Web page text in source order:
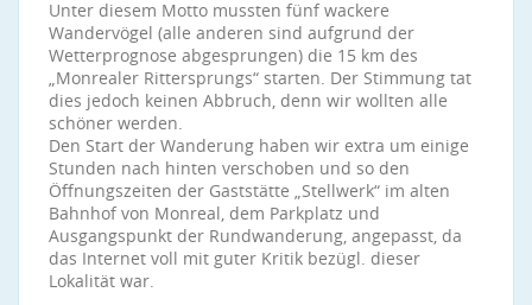
Unter diesem Motto mussten fünf wackere
Wandervögel (alle anderen sind aufgrund der
Wetterprognose abgesprungen) die 15 km des
„Monrealer Rittersprungs“ starten. Der Stimmung tat
dies jedoch keinen Abbruch, denn wir wollten alle
schöner werden.
Den Start der Wanderung haben wir extra um einige
Stunden nach hinten verschoben und so den
Öffnungszeiten der Gaststätte „Stellwerk“ im alten
Bahnhof von Monreal, dem Parkplatz und
Ausgangspunkt der Rundwanderung, angepasst, da
das Internet voll mit guter Kritik bezügl. dieser
Lokalität war.